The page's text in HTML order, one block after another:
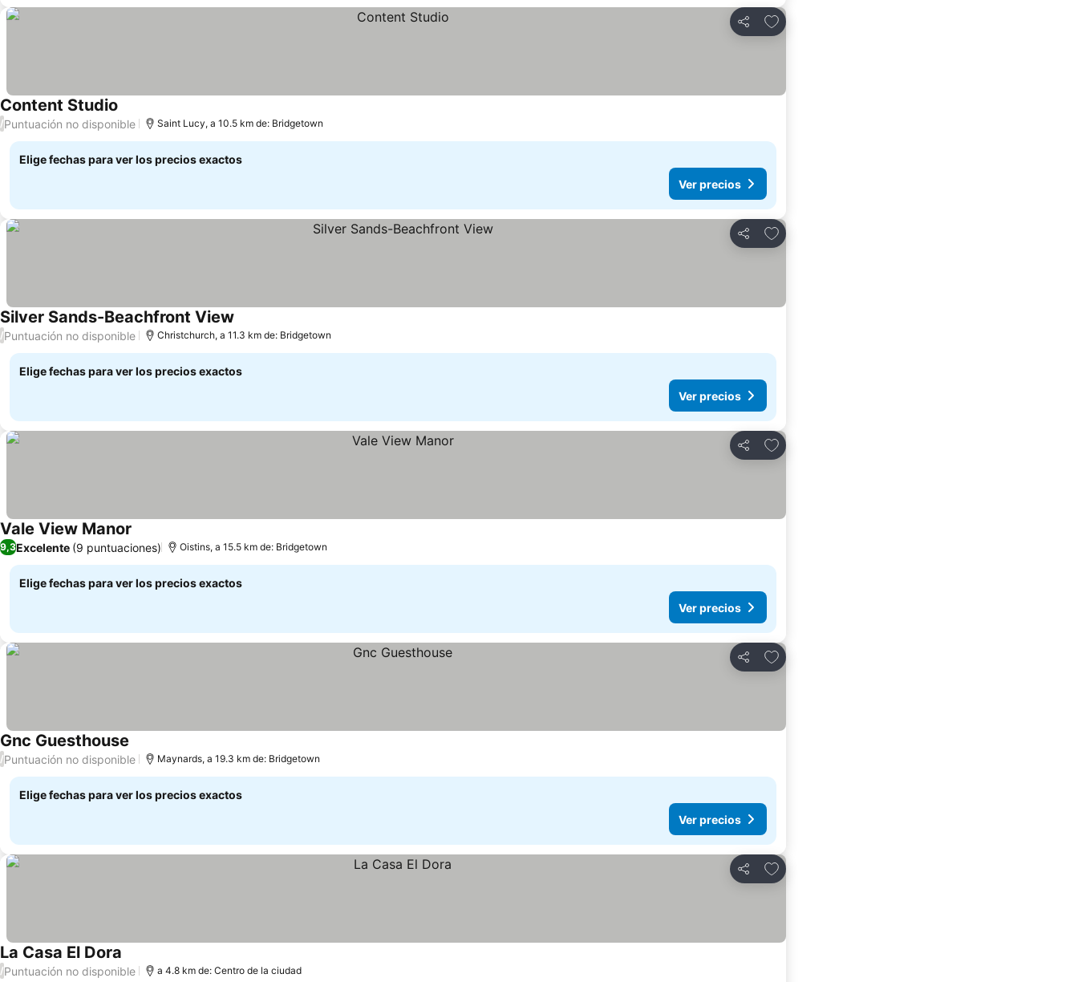
Compartir
Agregar a favoritos
Content Studio
/Puntuación no disponible Saint Lucy, a 10.5 km de: Bridgetown
Elige fechas para ver los precios exactos
Ver precios
Compartir
Agregar a favoritos
Silver Sands-Beachfront View
/Puntuación no disponible Christchurch, a 11.3 km de: Bridgetown
Elige fechas para ver los precios exactos
Ver precios
Compartir
Agregar a favoritos
Vale View Manor
9,3Excelente (9 puntuaciones) Oistins, a 15.5 km de: Bridgetown
Elige fechas para ver los precios exactos
Ver precios
Compartir
Agregar a favoritos
Gnc Guesthouse
/Puntuación no disponible Maynards, a 19.3 km de: Bridgetown
Elige fechas para ver los precios exactos
Ver precios
Compartir
Agregar a favoritos
La Casa El Dora
/Puntuación no disponible a 4.8 km de: Centro de la ciudad